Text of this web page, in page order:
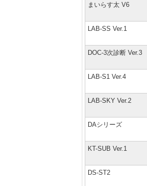
まいらす太 V6
LAB-SS Ver.1
DOC-3次診断 Ver.3
LAB-S1 Ver.4
LAB-SKY Ver.2
DAシリーズ
KT-SUB Ver.1
DS-ST2